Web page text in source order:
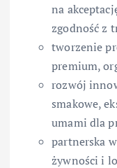
na
zgodność z
tworzenie
premium,
rozwój
smakowe,
umami dla
partnerska
żywności i